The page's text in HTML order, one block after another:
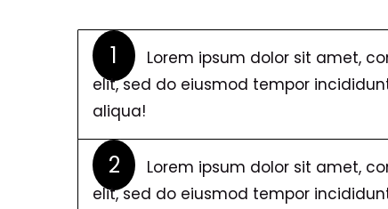
1
Lorem ipsum dolor sit amet,
elit, sed do eiusmod tempor
aliqua!
2
Lorem ipsum dolor sit amet,
elit, sed do eiusmod tempor